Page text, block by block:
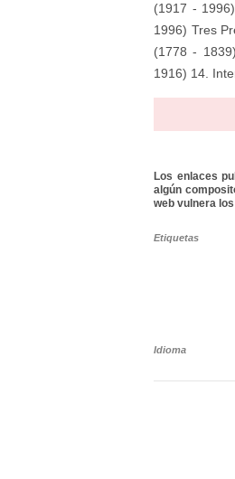
(1917 -
1996) Tres
(1778 -
1916) 14.
Los enlaces
algún
web vulnera
Etiquetas
Idioma